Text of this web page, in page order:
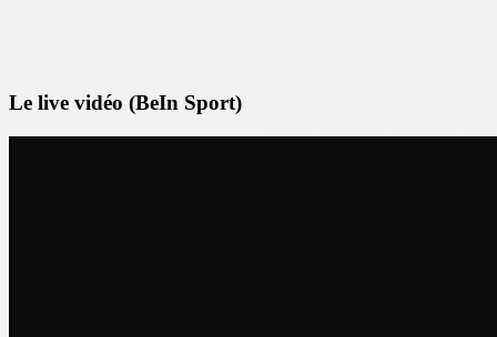
Le live vidéo (BeIn Sport)